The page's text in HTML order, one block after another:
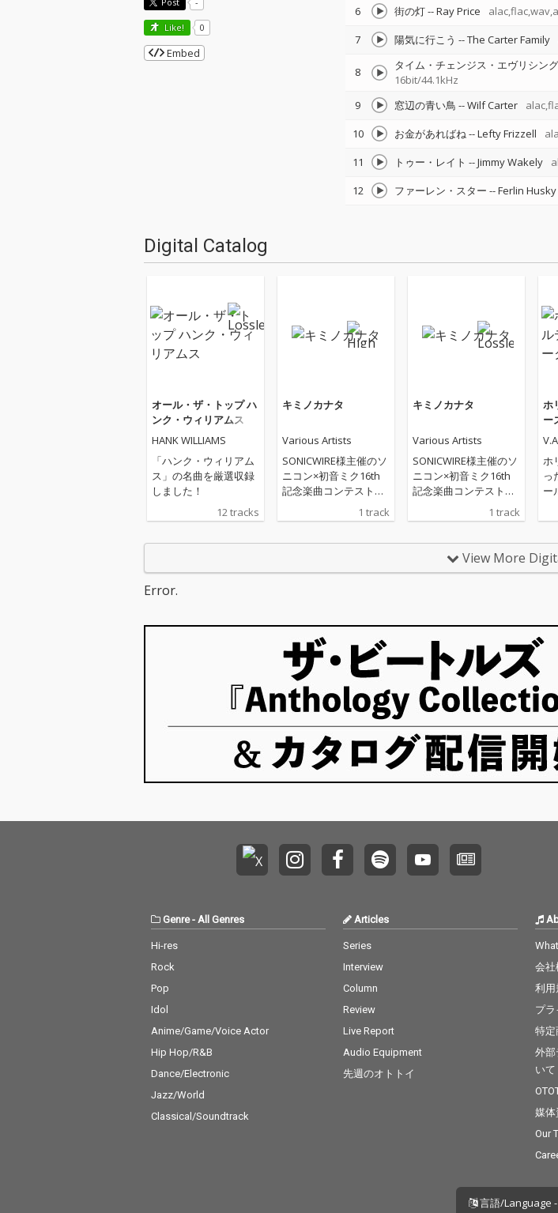
6 街の灯--Ray Price
7
陽気に行こう --The Carter Family
8 タイム・チェンジス・エヴリシング
16bit/44.1kHz
9 窓辺の青い鳥 --Wilf Carter
10
お金があればね--Lefty Frizzell
11
トゥー・レイト --Jimmy Wakely
12
ファーレン・スター --Ferlin Husky
Like! 0
Embed
Digital Catalog
オール・ザ・トップ ハ
ンク・ウィリアムス
HANK WILLIAMS
「ハンク・ウィリアム
ス」の名曲を厳選収録
しました！
12 tracks
キミノカナタ
Various Artists
SONICWIRE様主催のソ
ニコン×初音ミク16th
記念楽曲コンテスト受
ありがとう！16周年お
1 track
キミノカナタ
Various Artists
SONICWIRE様主催のソ
ニコン×初音ミク16th
記念楽曲コンテスト受
ありがとう！16周年お
す！！！！
1 track
ホ
ー
ス
ホ
っ
ー
シ
u
ン
ク
ジ
箱
さ
a
の
曲
っ
ま
む
View More
Error.
Genre- All Genres
Hi-res
Rock
Pop
Idol
Anime/Game/Voice Actor
Hip Hop/R&B
Dance/Electronic
Jazz/World
Classical/Soundtrack
Articles
Series
Interview
Column
Review
Live Report
Audio Equipment
先週のオトトイ
会社
利用
プ
特定
外部
いて
媒体
Our
言語/Language